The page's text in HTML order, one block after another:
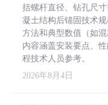
括螺杆直径、钻孔尺
凝土结构后锚固技术
方法和典型数值（如混
内容涵盖安装要点、
程技术人员参考。
2026年8月4日